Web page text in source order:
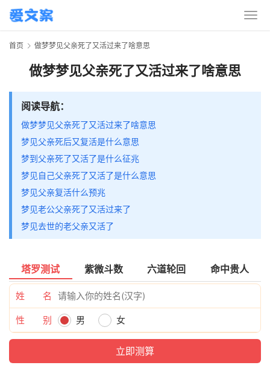
首页 做梦梦见父亲死了又活过来了啥意思
做梦梦见父亲死了又活过来了啥意思
阅读导航：
做梦梦见父亲死了又活过来了啥意思
梦见父亲死后又复活是什么意思
梦到父亲死了又活了是什么征兆
梦见自己父亲死了又活了是什么意思
梦见父亲复活什么预兆
梦见老公父亲死了又活过来了
梦见去世的老父亲又活了
塔罗测试 紫微斗数 六道轮回 命中贵人
姓 名
性 别 男 女